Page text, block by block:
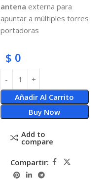
antena externa para
apuntar a múltiples torres
portadoras
$ 0
Añadir Al Carrito
Buy Now
Add to
compare
Compartir: